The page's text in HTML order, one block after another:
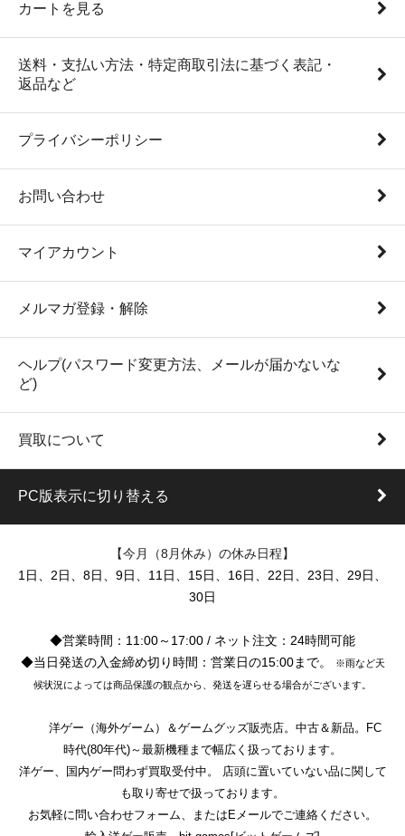
カートを見る
送料・支払い方法・特定商取引法に基づく表記・
返品など
プライバシーポリシー
お問い合わせ
マイアカウント
メルマガ登録・解除
ヘルプ(パスワード変更方法、メールが届かないな
ど)
買取について
PC版表示に切り替える
【今月（8月休み）の休み日程】
1日、2日、8日、9日、11日、15日、16日、22日、23日、29日、
30日
◆営業時間：11:00～17:00 / ネット注文：24時間可能
◆当日発送の入金締め切り時間：営業日の15:00まで。
※雨など天
候状況によっては商品保護の観点から、発送を遅らせる場合がございます。
洋ゲー（海外ゲーム）＆ゲームグッズ販売店。中古＆新品。FC
時代(80年代)～最新機種まで幅広く扱っております。
洋ゲー、国内ゲー問わず買取受付中。 店頭に置いていない品に関して
も取り寄せで扱っております。
お気軽に問い合わせフォーム、またはEメールでご連絡ください。